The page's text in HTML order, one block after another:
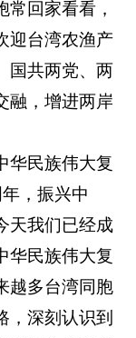
回家看看，
迎台湾农渔产
国共两党、两
融，增进两岸
华民族伟大复
，振兴中
天我们已经成
华民族伟大复
越多台湾同胞
，深刻认识到